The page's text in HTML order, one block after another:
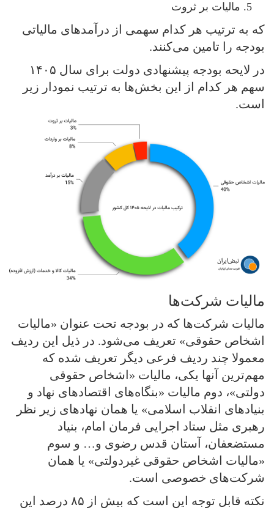
مالیات بر ثروت
که به ترتیب هر کدام سهمی از درآمدهای مالیاتی
بودجه را تامین می‌کنند.
در لایحه بودجه پیشنهادی دولت برای سال ۱۴۰۵
سهم هر کدام از این بخش‌ها به ترتیب نمودار زیر
است.
مالیات شرکت‌ها
مالیات شرکت‌ها که در بودجه تحت عنوان «مالیات
اشخاص حقوقی» تعریف می‌شود. در ذیل این ردیف
معمولا چند ردیف فرعی دیگر تعریف شده که
مهم‌ترین آنها یکی، مالیات «اشخاص حقوقی
دولتی»، دوم مالیات «بنگاه‌های اقتصادهای نهاد و
بنیادهای انقلاب اسلامی» یا همان نهادهای زیر نظر
رهبری مثل ستاد اجرایی فرمان امام، بنیاد
مستضعفان، آستان قدس رضوی و… و سوم
«مالیات اشخاص حقوقی غیردولتی» یا همان
شرکت‌های خصوصی است.
نکته قابل توجه این است که بیش از ۸۵ درصد این